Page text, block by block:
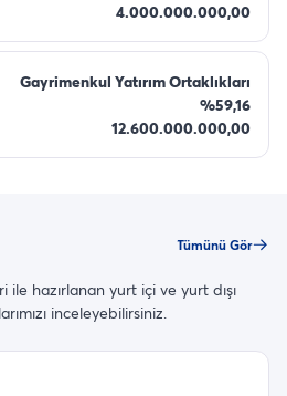
4.000.000.000,00
Gayrimenkul Yatırım Ortaklıkları
%59,16
12.600.000.000,00
Tümünü Gör
ile hazırlanan yurt içi ve yurt dışı
inceleyebilirsiniz.